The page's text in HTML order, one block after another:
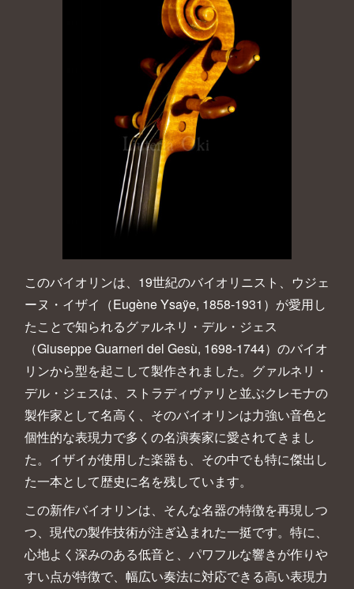
このバイオリンは、19世紀のバイオリニスト、ウジェ
ーヌ・イザイ（Eugène Ysaÿe, 1858-1931）が愛用し
たことで知られるグァルネリ・デル・ジェス
（Giuseppe Guarneri del Gesù, 1698-1744）のバイオ
リンから型を起こして製作されました。グァルネリ・
デル・ジェスは、ストラディヴァリと並ぶクレモナの
製作家として名高く、そのバイオリンは力強い音色と
個性的な表現力で多くの名演奏家に愛されてきまし
た。イザイが使用した楽器も、その中でも特に傑出し
た一本として歴史に名を残しています。
この新作バイオリンは、そんな名器の特徴を再現しつ
つ、現代の製作技術が注ぎ込まれた一挺です。特に、
心地よく深みのある低音と、パワフルな響きが作りや
すい点が特徴で、幅広い奏法に対応できる高い表現力